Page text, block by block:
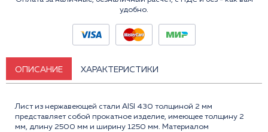
удобно.
ОПИСАНИЕ ХАРАКТЕРИСТИКИ
Лист из нержавеющей стали AISI 430 толщиной 2 мм
представляет собой прокатное изделие, имеющее толщину 2
мм, длину 2500 мм и ширину 1250 мм. Материалом